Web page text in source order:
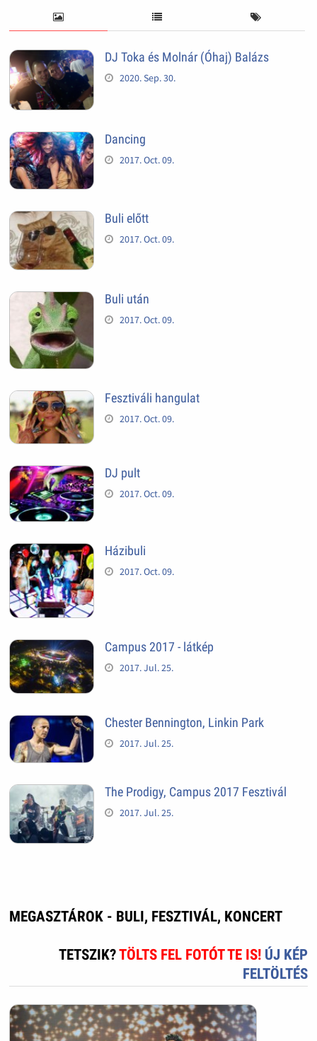
DJ Toka és Molnár (Óhaj) Balázs
2020. Sep. 30.
Dancing
2017. Oct. 09.
Buli előtt
2017. Oct. 09.
Buli után
2017. Oct. 09.
Fesztiváli hangulat
2017. Oct. 09.
DJ pult
2017. Oct. 09.
Házibuli
2017. Oct. 09.
Campus 2017 - látkép
2017. Jul. 25.
Chester Bennington, Linkin Park
2017. Jul. 25.
The Prodigy, Campus 2017 Fesztivál
2017. Jul. 25.
MEGASZTÁROK - BULI, FESZTIVÁL, KONCERT
TETSZIK?TÖLTS FEL FOTÓT TE IS! ÚJ KÉP
FELTÖLTÉS